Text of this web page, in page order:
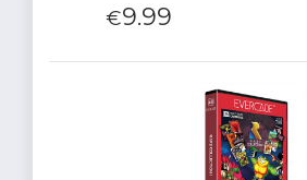
€9.99